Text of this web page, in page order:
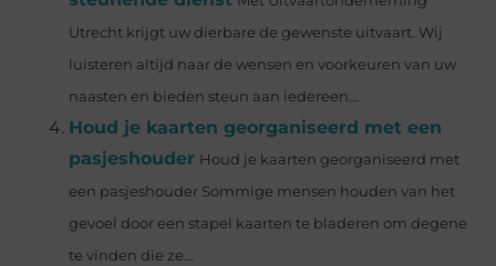
Utrecht krijgt uw dierbare de gewenste uitvaart. Wij
luisteren altijd naar de wensen en voorkeuren van uw
naasten en bieden steun aan iedereen...
Houd je kaarten georganiseerd met een
pasjeshouder Houd je kaarten georganiseerd met
een pasjeshouder Sommige mensen houden van het
gevoel door een stapel kaarten te bladeren om degene
te vinden die ze...